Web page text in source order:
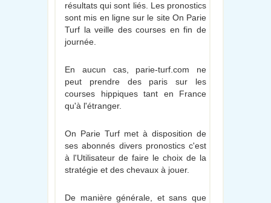
résultats qui sont liés. Les pronostics
sont mis en ligne sur le site On Parie
Turf la veille des courses en fin de
journée.
En aucun cas, parie-turf.com ne
peut prendre des paris sur les
courses hippiques tant en France
qu'à l'étranger.
On Parie Turf met à disposition de
ses abonnés divers pronostics c'est
à l'Utilisateur de faire le choix de la
stratégie et des chevaux à jouer.
De manière générale, et sans que